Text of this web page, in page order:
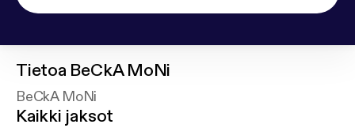
Tietoa BeCkA MoNi
BeCkA MoNi
Kaikki jaksot